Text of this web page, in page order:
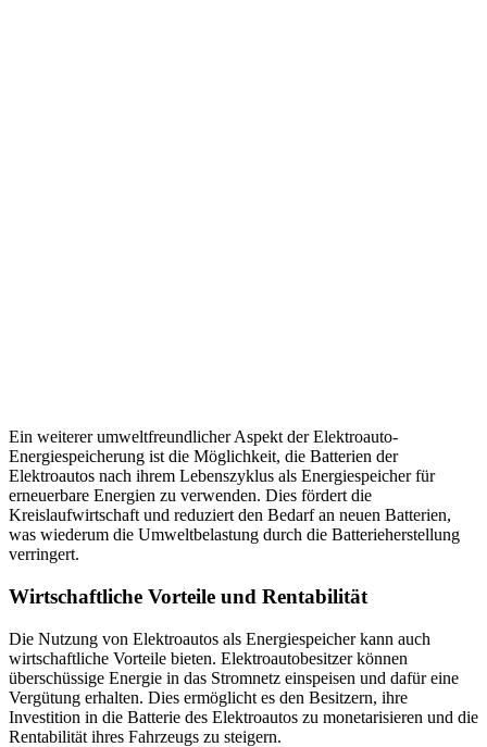
Ein weiterer umweltfreundlicher Aspekt der Elektroauto-
Energiespeicherung ist die Möglichkeit, die Batterien der
Elektroautos nach ihrem Lebenszyklus als Energiespeicher für
erneuerbare Energien zu verwenden. Dies fördert die
Kreislaufwirtschaft und reduziert den Bedarf an neuen Batterien,
was wiederum die Umweltbelastung durch die Batterieherstellung
verringert.
Wirtschaftliche Vorteile und Rentabilität
Die Nutzung von Elektroautos als Energiespeicher kann auch
wirtschaftliche Vorteile bieten. Elektroautobesitzer können
überschüssige Energie in das Stromnetz einspeisen und dafür eine
Vergütung erhalten. Dies ermöglicht es den Besitzern, ihre
Investition in die Batterie des Elektroautos zu monetarisieren und die
Rentabilität ihres Fahrzeugs zu steigern.